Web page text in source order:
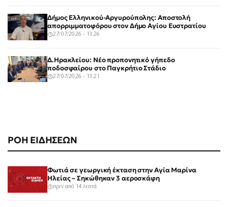
ΡΟΗ ΕΙΔΗΣΕΩΝ
Φωτιά σε γεωργική έκταση στην Αγία Μαρίνα
Ηλείας – Σηκώθηκαν 3 αεροσκάφη
πριν από 14 λεπτά
Δήμος Ελληνικού-Αργυρούπολης: Αποστολή
απορριμματοφόρου στον Δήμο Αγίου Ευστρατίου
27/07/2026 - 13:26
Δ.Ηρακλείου: Νέο προπονητικό γήπεδο
ποδοσφαίρου στο Παγκρήτιο Στάδιο
27/07/2026 - 13:21